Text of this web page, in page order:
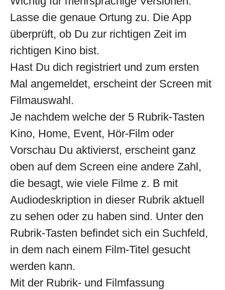
Lasse die genaue Ortung zu. Die App
überprüft, ob Du zur richtigen Zeit im
richtigen Kino bist.
Hast Du dich registriert und zum ersten
Mal angemeldet, erscheint der Screen mit
Filmauswahl.
Je nachdem welche der 5 Rubrik-Tasten
Kino, Home, Event, Hör-Film oder
Vorschau Du aktivierst, erscheint ganz
oben auf dem Screen eine andere Zahl,
die besagt, wie viele Filme z. B mit
Audiodeskription in dieser Rubrik aktuell
zu sehen oder zu haben sind. Unter den
Rubrik-Tasten befindet sich ein Suchfeld,
in dem nach einem Film-Titel gesucht
werden kann.
Mit der Rubrik- und Filmfassung